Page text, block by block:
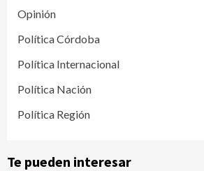
Opinión
Política Córdoba
Política Internacional
Política Nación
Política Región
Te pueden interesar